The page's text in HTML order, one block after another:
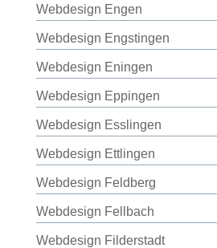
Webdesign Engen
Webdesign Engstingen
Webdesign Eningen
Webdesign Eppingen
Webdesign Esslingen
Webdesign Ettlingen
Webdesign Feldberg
Webdesign Fellbach
Webdesign Filderstadt